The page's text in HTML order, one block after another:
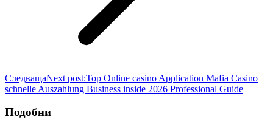
СледващаNext post:Top Online casino Application Mafia Casino
schnelle Auszahlung Business inside 2026 Professional Guide
Подобни